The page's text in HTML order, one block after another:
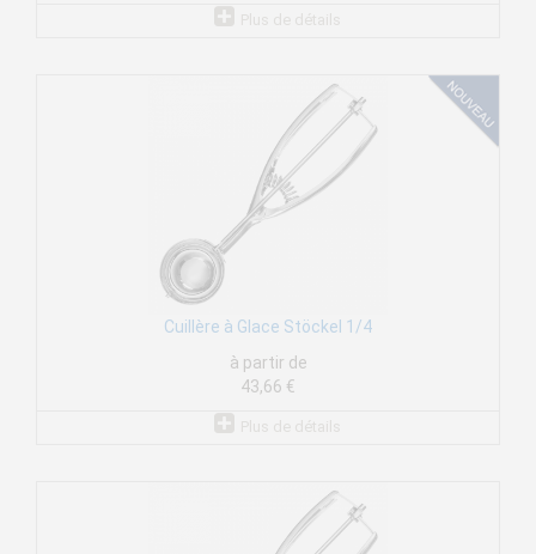
Cuillère à Glace Stöckel 1/4
à partir de
43,66 €